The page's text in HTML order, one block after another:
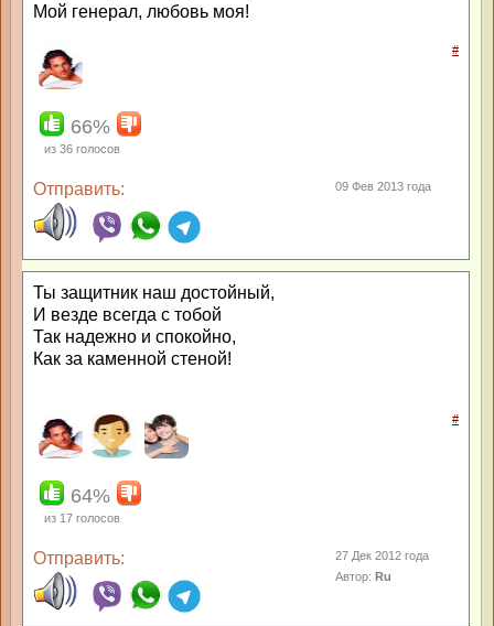
Мой генерал, любовь моя!
#
66%
из 36 голосов
Отправить: 09 Фев 2013 года
Ты защитник наш достойный,
И везде всегда с тобой
Так надежно и спокойно,
Как за каменной стеной!
#
64%
из 17 голосов
Отправить:
27 Дек 2012 года
Автор:Ru